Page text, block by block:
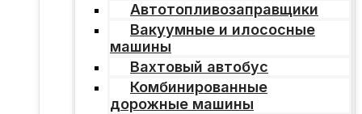
Автотопливозаправщики
Вакуумные и илососные
машины
Вахтовый автобус
Комбинированные
дорожные машины